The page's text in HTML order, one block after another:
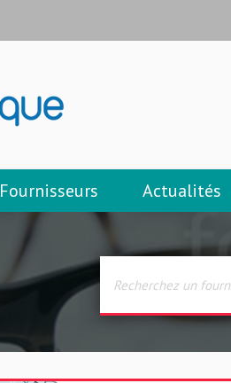
Fournisseurs Actualités